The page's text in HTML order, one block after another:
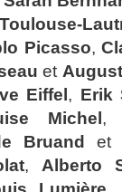
Picasso,
et
Eiffel , Erik
Michel ,
Bruand et
, Alberto